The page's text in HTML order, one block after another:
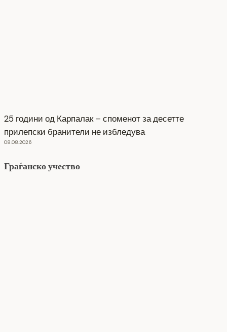
25 години од Карпалак – споменот за десетте
прилепски бранители не избледува
08.08.2026
Граѓанско учество